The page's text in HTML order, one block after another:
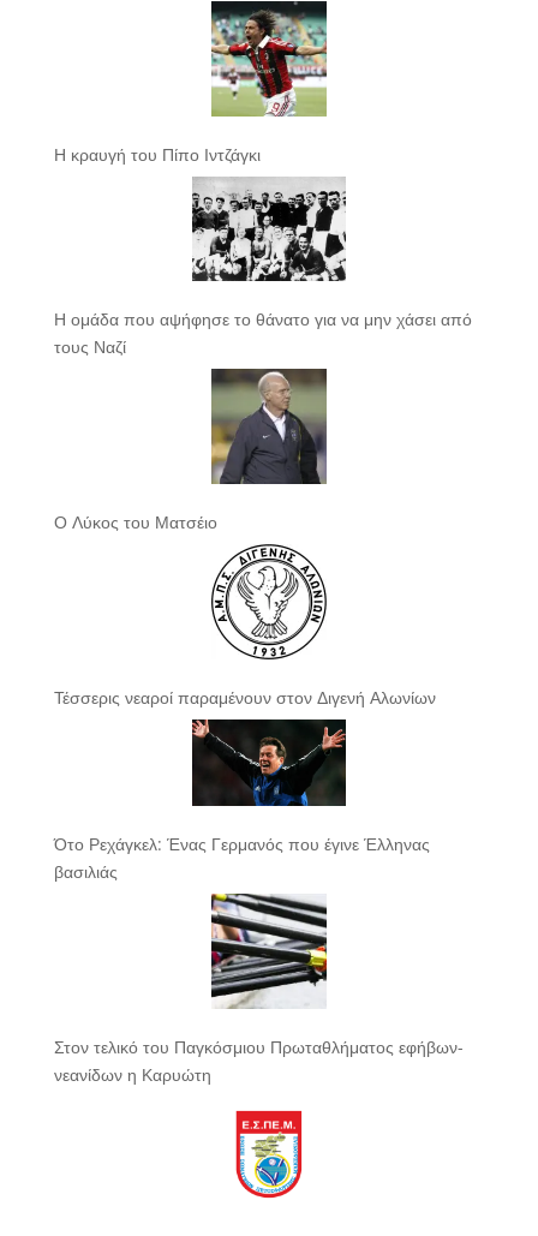
Η κραυγή του Πίπο Ιντζάγκι
Η ομάδα που αψήφησε το θάνατο για να μην χάσει από
τους Ναζί
Ο Λύκος του Ματσέιο
Τέσσερις νεαροί παραμένουν στον Διγενή Αλωνίων
Ότο Ρεχάγκελ: Ένας Γερμανός που έγινε Έλληνας
βασιλιάς
Στον τελικό του Παγκόσμιου Πρωταθλήματος εφήβων-
νεανίδων η Καρυώτη